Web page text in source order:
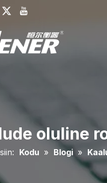
oluline
Kodu » Blogi »